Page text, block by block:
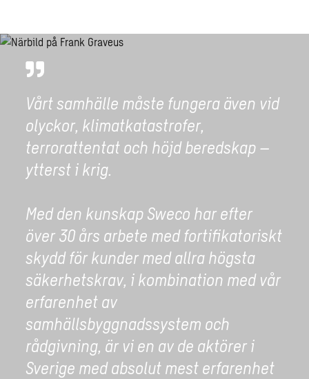
Vårt samhälle måste fungera även vid
olyckor, klimatkatastrofer,
terrorattentat och höjd beredskap –
ytterst i krig.
Med den kunskap Sweco har efter
över 30 års arbete med fortifikatoriskt
skydd för kunder med allra högsta
säkerhetskrav, i kombination med vår
erfarenhet av
samhällsbyggnadssystem och
rådgivning, är vi en av de aktörer i
Sverige med absolut mest erfarenhet